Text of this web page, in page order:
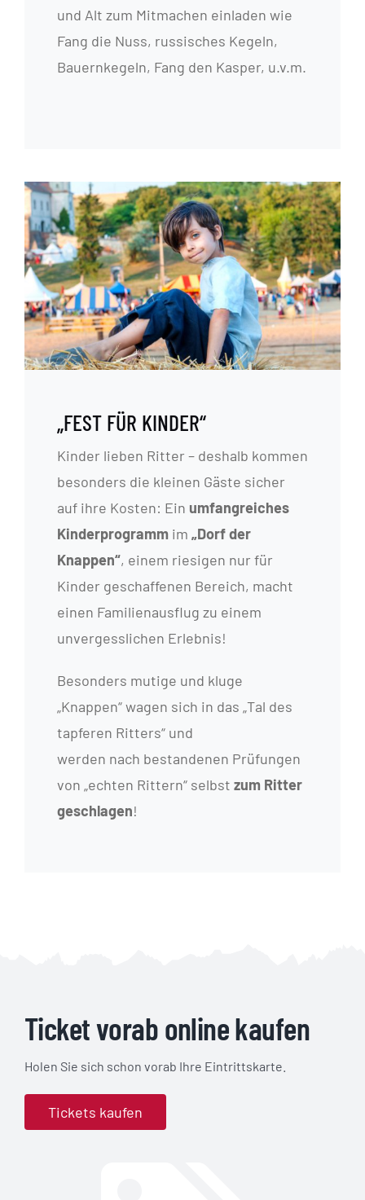
und Alt zum Mitmachen einladen wie
Fang die Nuss, russisches Kegeln,
Bauernkegeln, Fang den Kasper, u.v.m.
„FEST FÜR KINDER“
Kinder lieben Ritter – deshalb kommen
besonders die kleinen Gäste sicher
auf ihre Kosten: Ein umfangreiches
Kinderprogramm im „Dorf der
Knappen“, einem riesigen nur für
Kinder geschaffenen Bereich, macht
einen Familienausflug zu einem
unvergesslichen Erlebnis!
Besonders mutige und kluge
„Knappen“ wagen sich in das „Tal des
tapferen Ritters“ und
werden nach bestandenen Prüfungen
von „echten Rittern“ selbst zum Ritter
geschlagen!
Ticket vorab online kaufen
Holen Sie sich schon vorab Ihre Eintrittskarte.
Tickets kaufen